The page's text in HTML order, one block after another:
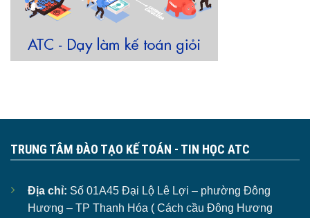
TRUNG TÂM ĐÀO TẠO KẾ TOÁN - TIN HỌC ATC
Địa chỉ: Số 01A45 Đại Lộ Lê Lợi – phường Đông
Hương – TP Thanh Hóa ( Cách cầu Đông Hương